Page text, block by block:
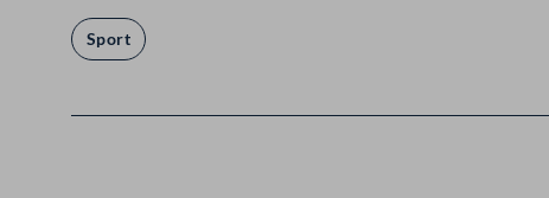
Sport